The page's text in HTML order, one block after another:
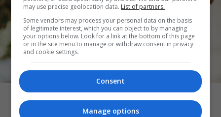
THE ART OF LIFE
Καύσωνας και skincare: Ποια προϊόντα
μπορεί να επιβαρύνουν την επιδερμίδα
may use precise geolocation data. List of partners.
Some vendors may process your personal data on the basis
of legitimate interest, which you can object to by managing
your options below. Look for a link at the bottom of this page
or in the site menu to manage or withdraw consent in privacy
and cookie settings.
Consent
Manage options